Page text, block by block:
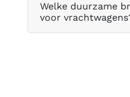
Welke duurzame
voor